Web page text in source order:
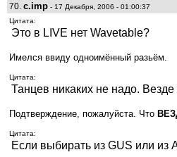
70. c.imp - 17 Декабря, 2006 - 01:00:37
Цитата:
Это в LIVE нет Wavetable?
Имелся ввиду одноимённый разьём.
Цитата:
Танцев никаких не надо. Везде
Подтверждение, пожалуйста. Что
Цитата:
Если выбирать из GUS или из